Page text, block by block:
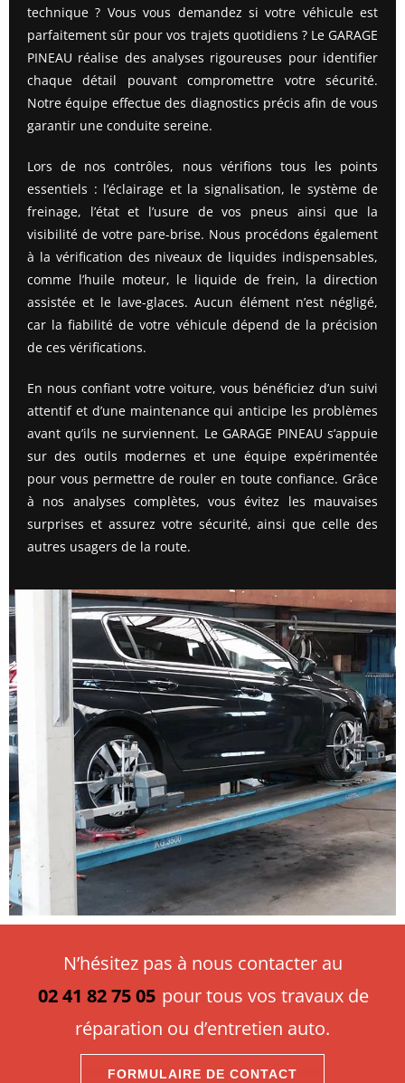
technique ? Vous vous demandez si votre véhicule est
parfaitement sûr pour vos trajets quotidiens ? Le GARAGE
PINEAU réalise des analyses rigoureuses pour identifier
chaque détail pouvant compromettre votre sécurité.
Notre équipe effectue des diagnostics précis afin de vous
garantir une conduite sereine.
Lors de nos contrôles, nous vérifions tous les points
essentiels : l’éclairage et la signalisation, le système de
freinage, l’état et l’usure de vos pneus ainsi que la
visibilité de votre pare-brise. Nous procédons également
à la vérification des niveaux de liquides indispensables,
comme l’huile moteur, le liquide de frein, la direction
assistée et le lave-glaces. Aucun élément n’est négligé,
car la fiabilité de votre véhicule dépend de la précision
de ces vérifications.
En nous confiant votre voiture, vous bénéficiez d’un suivi
attentif et d’une maintenance qui anticipe les problèmes
avant qu’ils ne surviennent. Le GARAGE PINEAU s’appuie
sur des outils modernes et une équipe expérimentée
pour vous permettre de rouler en toute confiance. Grâce
à nos analyses complètes, vous évitez les mauvaises
surprises et assurez votre sécurité, ainsi que celle des
autres usagers de la route.
N’hésitez pas à nous contacter au
02 41 82 75 05 pour tous vos travaux de
réparation ou d’entretien auto.
FORMULAIRE DE CONTACT